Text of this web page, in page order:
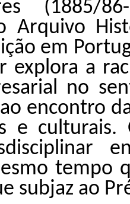
(1885/
Arquivo
em
explora a
no
encontro
e
tempo
subjaz ao